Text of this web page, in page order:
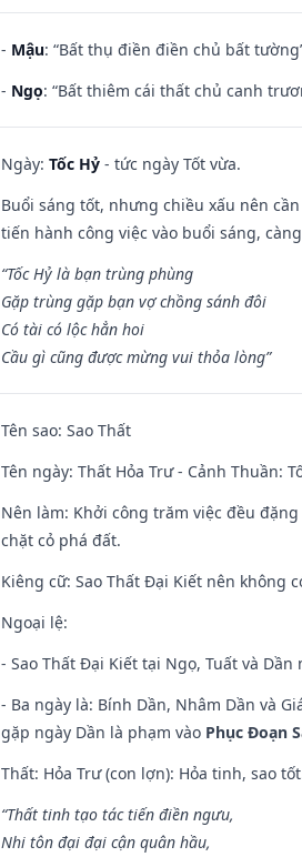
- Mậu: “Bất thụ điền điền chủ bất
- Ngọ: “Bất thiêm cái thất chủ canh
Ngày: Tốc Hỷ - tức ngày Tốt vừa.
Buổi sáng tốt, nhưng chiều xấu nên
tiến hành công việc vào buổi sáng,
“Tốc Hỷ là bạn trùng phùng
Gặp trùng gặp bạn vợ chồng sánh đôi
Có tài có lộc hẳn hoi
Cầu gì cũng được mừng vui thỏa lòng”
Tên sao: Sao Thất
Tên ngày: Thất Hỏa Trư - Cảnh Thuần:
Nên làm: Khởi công trăm việc đều
chặt cỏ phá đất.
Kiêng cữ: Sao Thất Đại Kiết nên không
Ngoại lệ:
- Sao Thất Đại Kiết tại Ngọ, Tuất và
- Ba ngày là: Bính Dần, Nhâm Dần và
gặp ngày Dần là phạm vào Phục Đoạn
Thất: Hỏa Trư (con lợn): Hỏa tinh, sao
“Thất tinh tạo tác tiến điền ngưu,
Nhi tôn đại đại cận quân hầu,